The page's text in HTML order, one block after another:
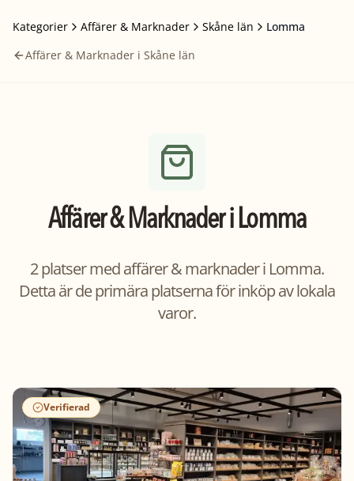
Kategorier Affärer & Marknader Skåne län
Lomma
Affärer & Marknader i Skåne län
Affärer & MarknaderiLomma
2 platser med affärer & marknader i Lomma.
Detta är de primära platserna för inköp av lokala
varor.
Verifierad